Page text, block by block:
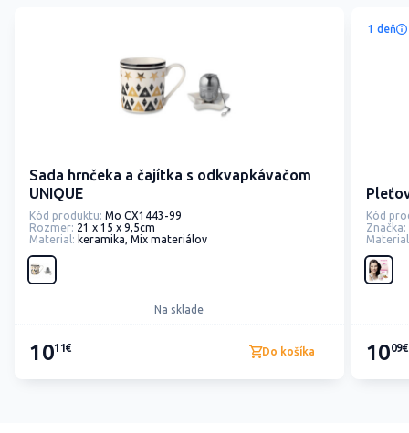
Sada hrnčeka a čajítka s odkvapkávačom
UNIQUE
Kód produktu: Mo CX1443-99
Rozmer: 21 x 15 x 9,5cm
Material: keramika, Mix materiálov
Na sklade
1011€ Do košíka
1 deň
Kód
Značka:
1009€